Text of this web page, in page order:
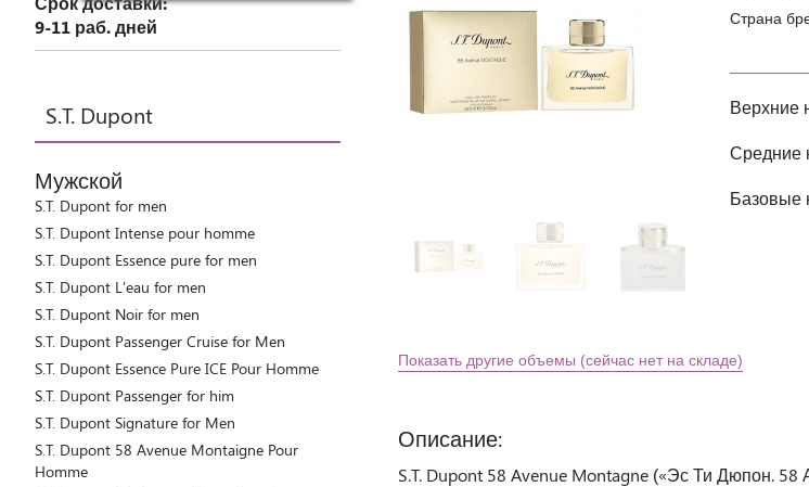
9-11 раб. дней
S.T. Dupont
Мужской
S.T. Dupont for men
S.T. Dupont Intense pour homme
S.T. Dupont Essence pure for men
S.T. Dupont L'eau for men
S.T. Dupont Noir for men
S.T. Dupont Passenger Cruise for Men
S.T. Dupont Essence Pure ICE Pour Homme
S.T. Dupont Passenger for him
S.T. Dupont Signature for Men
S.T. Dupont 58 Avenue Montaigne Pour
Homme
Страна
Верхние
Средние
Базовые
Показать другие объемы (сейчас нет на складе)
Описание:
S.T. Dupont 58 Avenue Montagne («Эс Ти Дюпон.